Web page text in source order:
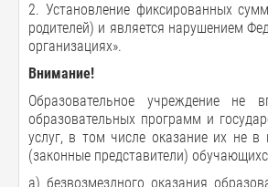
2. Установление фиксированных
родителей) и является нарушением
организациях».
Внимание!
Образовательное учреждение не
образовательных программ и
услуг, в том числе оказание их не
(законные представители)
а) безвозмездного оказания